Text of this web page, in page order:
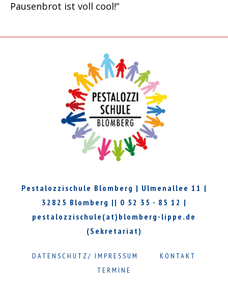
Pausenbrot ist voll cool!“
Pestalozzischule Blomberg | Ulmenallee 11 |
32825 Blomberg || 0 52 35 - 85 12 |
pestalozzischule(at)blomberg-lippe.de
(Sekretariat)
DATENSCHUTZ/ IMPRESSUM
KONTAKT
TERMINE